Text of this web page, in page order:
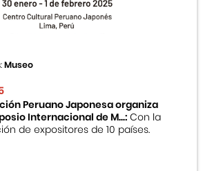
Museo
Peruano Japonesa organiza
Internacional de M...:Con la
de expositores de 10 países.